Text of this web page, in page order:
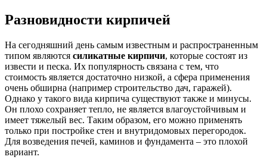
Разновидности кирпичей
На сегодняшний день самым известным и распространенным
типом являются силикатные кирпичи, которые состоят из
извести и песка. Их популярность связана с тем, что
стоимость является достаточно низкой, а сфера применения
очень обширна (например строительство дач, гаражей).
Однако у такого вида кирпича существуют также и минусы.
Он плохо сохраняет тепло, не является влагоустойчивым и
имеет тяжелый вес. Таким образом, его можно применять
только при постройке стен и внутридомовых перегородок.
Для возведения печей, каминов и фундамента – это плохой
вариант.